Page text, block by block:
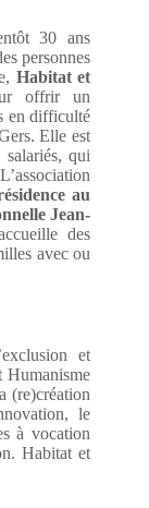
30 ans
personnes
Habitat et
offrir un
en difficulté
Elle est
qui
au
Jean-
des
avec ou
et
Humanisme
(re)création
le
à vocation
Habitat et